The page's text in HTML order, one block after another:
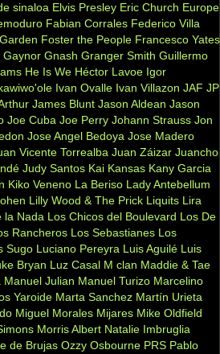
sinaloa Elvis Presley Eric Church Europe
Fabian Corrales Federico Villa
Foster the People Francesco Yates
Gaynor Gnash Granger Smith Guillermo
He Is We Héctor Lavoe Igor
Ivan Ovalle Ivan Villazon JAF JP
James Blunt Jason Aldean Jason
Joe Cuba Joe Perry Johann Strauss Jon
Jose Angel Bedoya Jose Madero
Vicente Torrealba Juan Záizar Juancho
Judy Santos Kai Kansas Kany Garcia
Kiko Veneno La Beriso Lady Antebellum
Lilly Wood & The Prick Liquits Lira
la Nada Los Chicos del Boulevard Los De
Rancheros Los Sebastianes Los
Sugo Luciano Pereyra Luis Aguilé Luis
Bryan Luz Casal M clan Maddie & Tae
Manuel Julian Manuel Turizo Marcelino
Yaroide Marta Sanchez Martín Urieta
Miguel Morales Mijares Mike Oldfield
Morris Albert Natalie Imbruglia
de Brujas Ozzy Osbourne PRS Pablo